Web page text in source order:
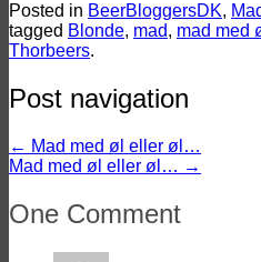
Posted in BeerBloggersDK,
tagged Blonde, mad, mad med
Thorbeers.
Post navigation
← Mad med øl eller øl…
Mad med øl eller øl… →
One Comment